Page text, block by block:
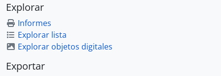
Explorar
Informes
Explorar lista
Explorar objetos digitales
Exportar